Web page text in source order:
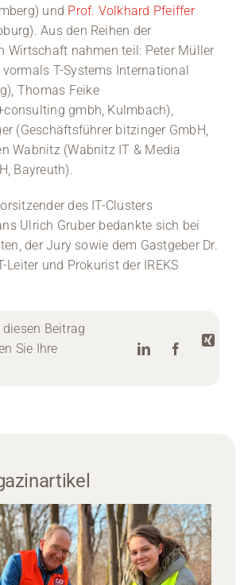
und Prof. Volkhard Pfeiffer
Aus den Reihen der
Wirtschaft nahmen teil: Peter Müller
T-Systems International
Thomas Feike
gmbh, Kulmbach),
(Geschäftsführer bitzinger GmbH,
Wabnitz (Wabnitz IT & Media
Bayreuth).
des IT-Clusters
Ulrich Gruber bedankte sich bei
der Jury sowie dem Gastgeber Dr.
Leiter und Prokurist der IREKS
Beitrag
Sie Ihre